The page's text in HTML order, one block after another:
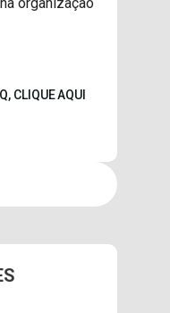
CLIQUE AQUI